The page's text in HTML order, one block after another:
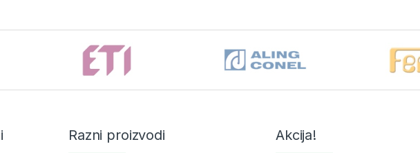
Razni proizvodi Akcija!